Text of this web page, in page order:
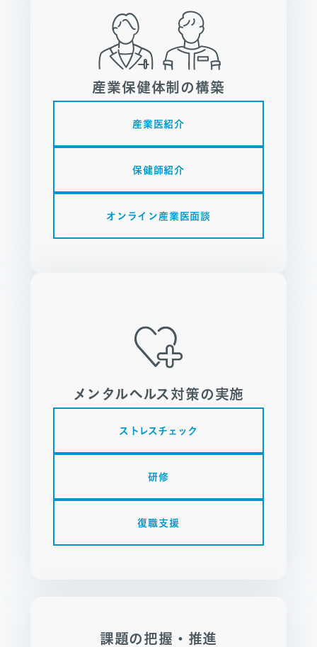
産業保健体制の構築
産業医紹介
保健師紹介
オンライン産業医面談
メンタルヘルス対策の実施
ストレスチェック
研修
復職支援
課題の把握・推進